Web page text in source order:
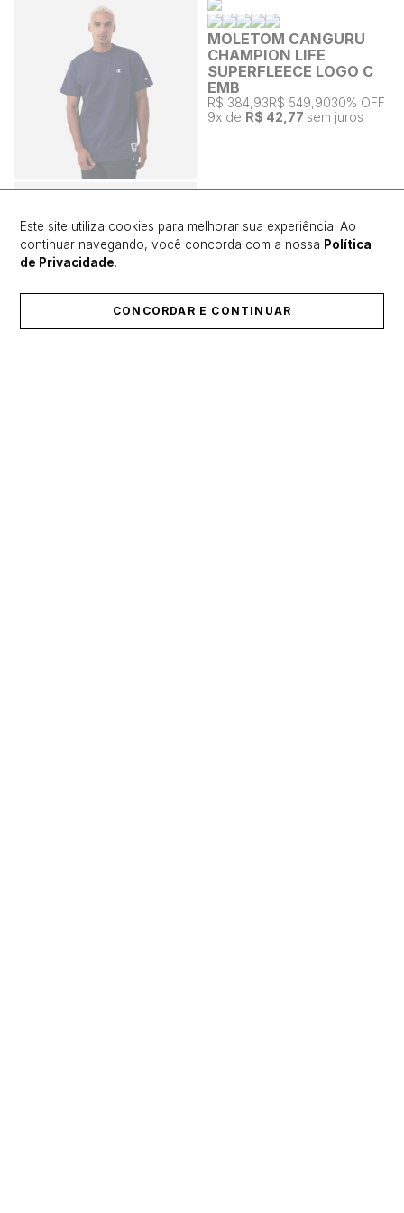
MOLETOM CANGURU
CHAMPION LIFE
SUPERFLEECE LOGO C
EMB
R$ 384,93R$ 549,9030% OFF
9x de R$ 42,77 sem juros
Este site utiliza cookies para melhorar sua experiência. Ao
continuar navegando, você concorda com a nossa Política
de Privacidade.
CONCORDAR E CONTINUAR